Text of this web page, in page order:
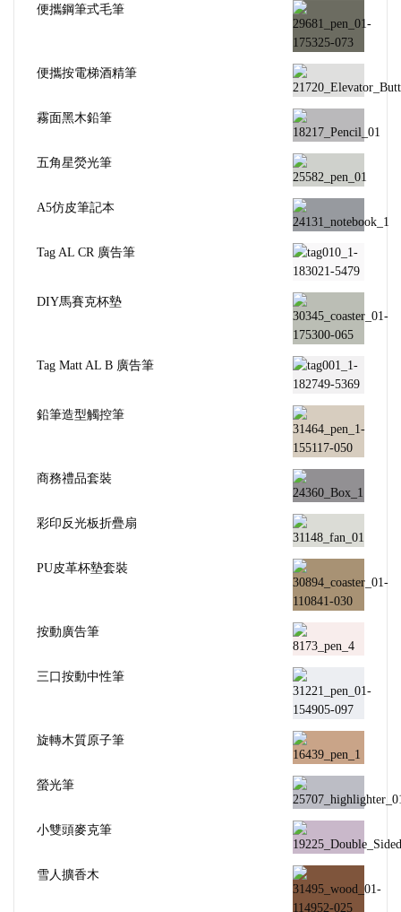
便攜鋼筆式毛筆
便攜按電梯酒精筆
霧面黑木鉛筆
五角星熒光筆
A5仿皮筆記本
Tag AL CR 廣告筆
DIY馬賽克杯墊
Tag Matt AL B 廣告筆
鉛筆造型觸控筆
商務禮品套裝
彩印反光板折疊扇
PU皮革杯墊套裝
按動廣告筆
三口按動中性筆
旋轉木質原子筆
螢光筆
小雙頭麥克筆
雪人擴香木